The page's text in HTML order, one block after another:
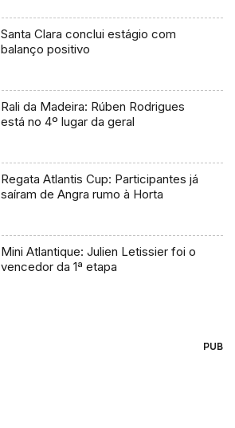
Santa Clara conclui estágio com
balanço positivo
Rali da Madeira: Rúben Rodrigues
está no 4º lugar da geral
Regata Atlantis Cup: Participantes já
saíram de Angra rumo à Horta
Mini Atlantique: Julien Letissier foi o
vencedor da 1ª etapa
PUB